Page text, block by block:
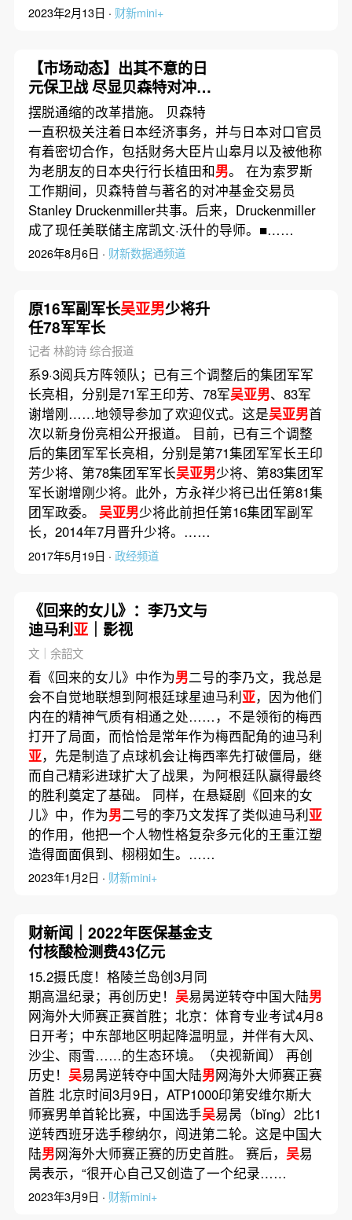
2023年2月13日 · 财新mini+
【市场动态】出其不意的日
元保卫战 尽显贝森特对冲基
金老将作风
摆脱通缩的改革措施。 贝森特
一直积极关注着日本经济事务，并与日本对口官员
有着密切合作，包括财务大臣片山皋月以及被他称
为老朋友的日本央行行长植田和男。 在为索罗斯
工作期间，贝森特曾与著名的对冲基金交易员
Stanley Druckenmiller共事。后来，Druckenmiller
成了现任美联储主席凯文·沃什的导师。■……
2026年8月6日 · 财新数据通频道
原16军副军长吴亚男少将升
任78军军长
记者 林韵诗 综合报道
系9·3阅兵方阵领队；已有三个调整后的集团军军
长亮相，分别是71军王印芳、78军吴亚男、83军
谢增刚……地领导参加了欢迎仪式。这是吴亚男首
次以新身份亮相公开报道。 目前，已有三个调整
后的集团军军长亮相，分别是第71集团军军长王印
芳少将、第78集团军军长吴亚男少将、第83集团军
军长谢增刚少将。此外，方永祥少将已出任第81集
团军政委。 吴亚男少将此前担任第16集团军副军
长，2014年7月晋升少将。……
2017年5月19日 · 政经频道
《回来的女儿》：李乃文与
迪马利亚｜影视
文｜余韶文
看《回来的女儿》中作为男二号的李乃文，我总是
会不自觉地联想到阿根廷球星迪马利亚，因为他们
内在的精神气质有相通之处……，不是领衔的梅西
打开了局面，而恰恰是常年作为梅西配角的迪马利
亚，先是制造了点球机会让梅西率先打破僵局，继
而自己精彩进球扩大了战果，为阿根廷队赢得最终
的胜利奠定了基础。 同样，在悬疑剧《回来的女
儿》中，作为男二号的李乃文发挥了类似迪马利亚
的作用，他把一个人物性格复杂多元化的王重江塑
造得面面俱到、栩栩如生。……
2023年1月2日 · 财新mini+
财新闻｜2022年医保基金支
付核酸检测费43亿元
15.2摄氏度！格陵兰岛创3月同
期高温纪录；再创历史！ 吴易昺逆转夺中国大陆男
网海外大师赛正赛首胜；北京：体育专业考试4月8
日开考；中东部地区明起降温明显，并伴有大风、
沙尘、雨雪……的生态环境。（央视新闻） 再创
历史！ 吴易昺逆转夺中国大陆男网海外大师赛正赛
首胜 北京时间3月9日，ATP1000印第安维尔斯大
师赛男单首轮比赛，中国选手吴易昺（bǐng）2比1
逆转西班牙选手穆纳尔，闯进第二轮。这是中国大
陆男网海外大师赛正赛的历史首胜。 赛后， 吴易
昺表示，“很开心自己又创造了一个纪录……
2023年3月9日 · 财新mini+